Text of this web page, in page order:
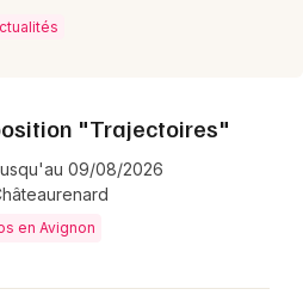
"Trajectoires"
09/08/2026
en Avignon